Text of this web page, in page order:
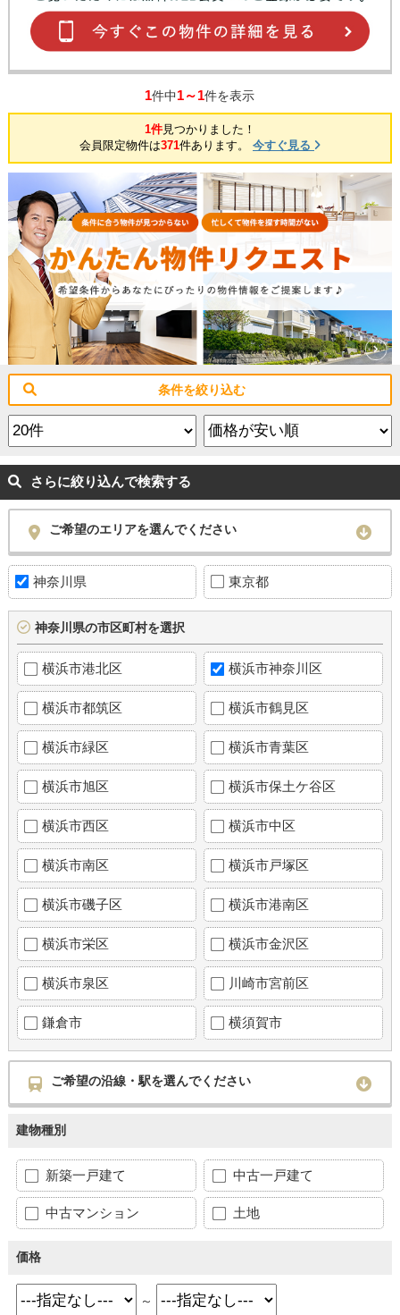
1件中1～1件を表示
1件見つかりました！
会員限定物件は371件あります。 今すぐ見る
条件を絞り込む
さらに絞り込んで検索する
ご希望のエリアを選んでください
神奈川県 東京都
神奈川県の市区町村を選択
横浜市港北区 横浜市神奈川区
横浜市都筑区 横浜市鶴見区
横浜市緑区 横浜市青葉区
横浜市旭区 横浜市保土ケ谷区
横浜市西区 横浜市中区
横浜市南区 横浜市戸塚区
横浜市磯子区 横浜市港南区
横浜市栄区 横浜市金沢区
横浜市泉区 川崎市宮前区
鎌倉市 横須賀市
ご希望の沿線・駅を選んでください
建物種別
新築一戸建て 中古一戸建て
中古マンション 土地
価格
～